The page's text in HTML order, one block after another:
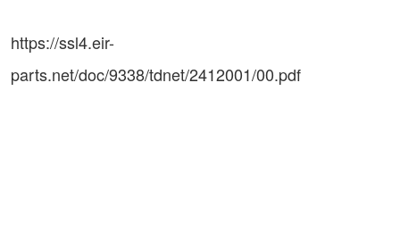
https://ssl4.eir-
parts.net/doc/9338/tdnet/2412001/00.pdf